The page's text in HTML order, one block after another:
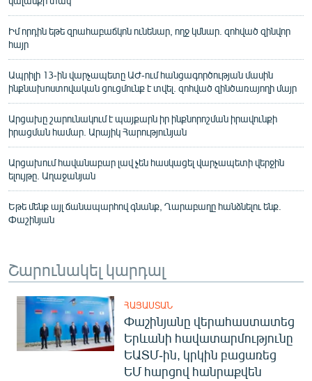
Իմ որդին եթե զրահաբաճկոն ունենար, ողջ կմնար. զոհված զինվոր
հայր
Ապրիլի 13-ին վարչապետը ԱԺ-ում հանցագործության մասին
ինքնախոստովական ցուցմունք է տվել. զոհված զինծառայողի մայր
Արցախը շարունակում է պայքարն իր ինքնորոշման իրավունքի
իրացման համար. Արայիկ Հարությունյան
Արցախում հավանաբար լավ չեն հասկացել վարչապետի վերջին
ելույթը. Աղաջանյան
Եթե մենք այլ ճանապարհով գնանք, Ղարաբաղը հանձնելու ենք.
Փաշինյան
Շարունակել կարդալ
ՀԱՅԱՍՏԱՆ
Փաշինյանը վերահաստատեց
Երևանի հավատարմությունը
ԵԱՏՄ-ին, կրկին բացառեց
ԵՄ հարցով հանրաքվեն